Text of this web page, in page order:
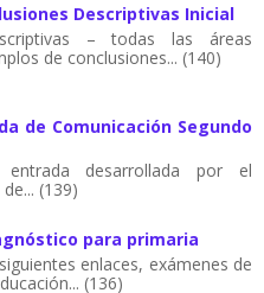
Descriptivas Inicial
– todas las áreas
de conclusiones... (140)
de Comunicación Segundo
desarrollada por el
(139)
para primaria
enlaces, exámenes de
(136)